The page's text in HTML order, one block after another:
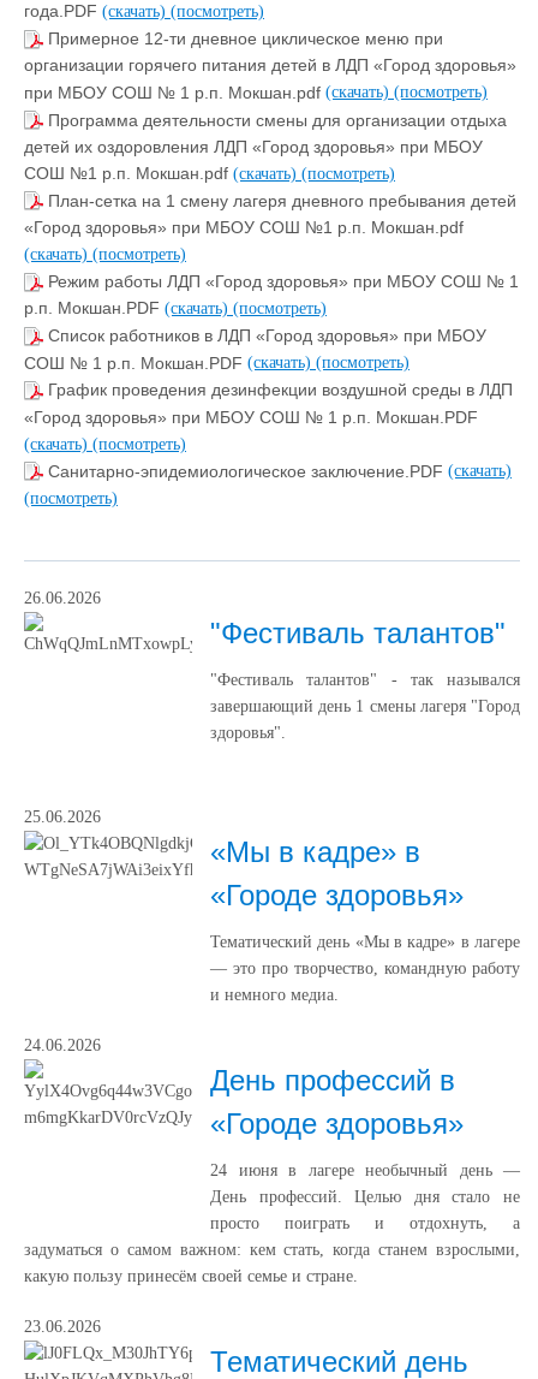
года.PDF (скачать) (посмотреть)
Примерное 12-ти дневное циклическое меню при
организации горячего питания детей в ЛДП «Город здоровья»
при МБОУ СОШ № 1 р.п. Мокшан.pdf (скачать) (посмотреть)
Программа деятельности смены для организации отдыха
детей их оздоровления ЛДП «Город здоровья» при МБОУ
СОШ №1 р.п. Мокшан.pdf (скачать) (посмотреть)
План-сетка на 1 смену лагеря дневного пребывания детей
«Город здоровья» при МБОУ СОШ №1 р.п. Мокшан.pdf
(скачать) (посмотреть)
Режим работы ЛДП «Город здоровья» при МБОУ СОШ № 1
р.п. Мокшан.PDF (скачать) (посмотреть)
Список работников в ЛДП «Город здоровья» при МБОУ
СОШ № 1 р.п. Мокшан.PDF (скачать) (посмотреть)
График проведения дезинфекции воздушной среды в ЛДП
«Город здоровья» при МБОУ СОШ № 1 р.п. Мокшан.PDF
(скачать) (посмотреть)
Санитарно-эпидемиологическое заключение.PDF (скачать)
(посмотреть)
26.06.2026
"Фестиваль талантов"
"Фестиваль талантов" - так назывался
завершающий день 1 смены лагеря "Город
здоровья".
25.06.2026
«Мы в кадре» в
«Городе здоровья»
Тематический день «Мы в кадре» в лагере
— это про творчество, командную работу
и немного медиа.
24.06.2026
День профессий в
«Городе здоровья»
24 июня в лагере необычный день —
День профессий. Целью дня стало не
просто поиграть и отдохнуть, а
задуматься о самом важном: кем стать, когда станем взрослыми,
какую пользу принесём своей семье и стране.
23.06.2026
Тематический день